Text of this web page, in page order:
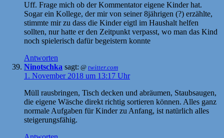
Uff. Frage mich ob der Kommentator eigene Kinder hat.
Sogar ein Kollege, der mir von seiner 8jährigen (?) erzählte,
stimmte mir zu dass die Kinder eigtl im Haushalt helfen
sollten, nur hatte er den Zeitpunkt verpasst, wo man das Kind
noch spielerisch dafür begeistern konnte
Antworten
Ninotschka sagt: @ twitter.com
1. November 2018 um 13:17 Uhr
Müll rausbringen, Tisch decken und abräumen, Staubsaugen,
die eigene Wäsche direkt richtig sortieren können. Alles ganz
normale Aufgaben für Kinder zu Anfang, ist natürlich alles
steigerungsfähig.